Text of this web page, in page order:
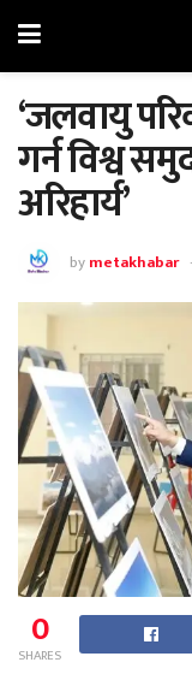
‘जलवायु
गर्न विश्व
अरिहार्य’
bymetakhabar
0
SHARES